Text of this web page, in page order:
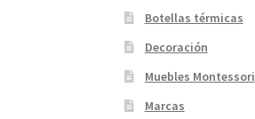
Botellas térmicas
Decoración
Muebles Montessori
Marcas